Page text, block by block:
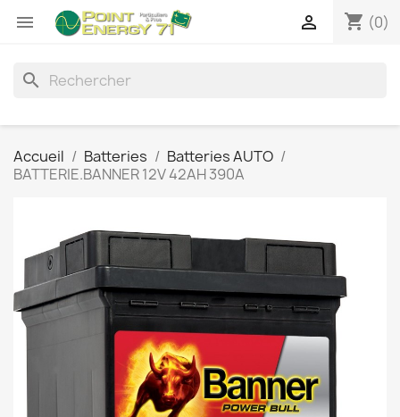
 shopping_cart (0)

search
Accueil Batteries
Batteries AUTO
BATTERIE.BANNER 12V 42AH 390A